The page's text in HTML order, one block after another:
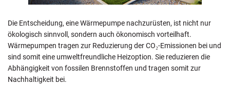
Die Entscheidung, eine Wärmepumpe nachzurüsten, ist nicht nur
ökologisch sinnvoll, sondern auch ökonomisch vorteilhaft.
Wärmepumpen tragen zur Reduzierung der CO₂-Emissionen bei und
sind somit eine umweltfreundliche Heizoption. Sie reduzieren die
Abhängigkeit von fossilen Brennstoffen und tragen somit zur
Nachhaltigkeit bei.